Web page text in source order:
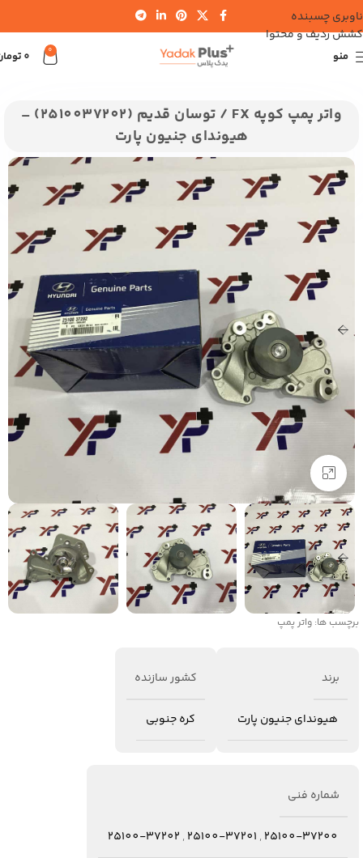
ناوبری چسبنده
کشش ردیف و محتوا
منو 0
0 خانه هیوندای توسان قدیم 2700
واتر پمپ کوپه FX / توسان قدیم (2510037202) –
هیوندای جنیون پارت
برای بزرگنمایی کلیک کنید
برچسب ها: واتر پمپ
برند
هیوندای جنیون پارت
کشور سازنده
کره جنوبی
شماره فنی
25100-37200
,
25100-37201
,
25100-37202